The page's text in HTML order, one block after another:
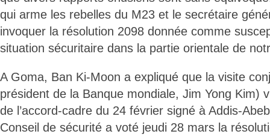
qui arme les rebelles du M23 et le secrétaire
invoquer la résolution 2098 donnée comme
situation sécuritaire dans la partie orientale de
A Goma, Ban Ki-Moon a expliqué que la visite
président de la Banque mondiale, Jim Yong Kim)
de l’accord-cadre du 24 février signé à Addis-
Conseil de sécurité a voté jeudi 28 mars la